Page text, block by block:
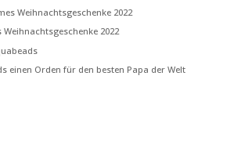
Weihnachtsgeschenke 2022
Weihnachtsgeschenke 2022
einen Orden für den besten Papa der Welt